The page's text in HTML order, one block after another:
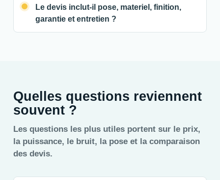
Le devis inclut-il pose, materiel, finition,
garantie et entretien ?
Quelles questions reviennent
souvent ?
Les questions les plus utiles portent sur le prix,
la puissance, le bruit, la pose et la comparaison
des devis.